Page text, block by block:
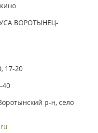
ВОРОТЫНЕЦ-
17-20
40
р-н, село